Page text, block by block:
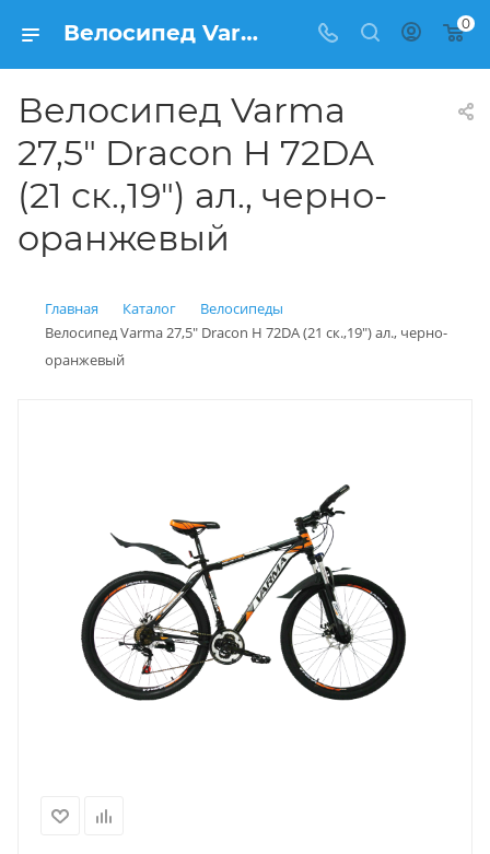
Велосипед Varma 27,5" Dracon H 72DA (21 ск.,19") ал., черно-оранжевый купить: цена 15 600 рублей в Балашихе | Интернет магазин Вело150 0
Велосипед Varma
27,5" Dracon H 72DA
(21 ск.,19") ал., черно-
оранжевый
Главная Каталог
Велосипеды
Велосипед Varma 27,5" Dracon H 72DA (21 ск.,19") ал., черно-
оранжевый